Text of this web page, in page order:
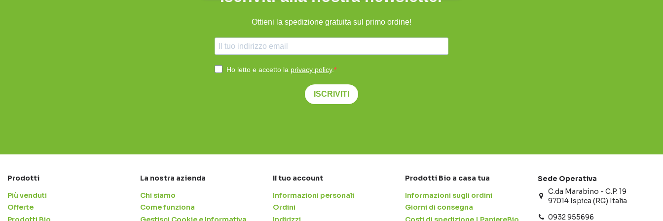
Ottieni la spedizione gratuita sul primo ordine!
Ho letto e accetto la privacy policy.
ISCRIVITI
Prodotti
Più venduti
Offerte
La nostra azienda
Chi siamo
Come funziona
Il tuo account
Informazioni personali
Ordini
Prodotti Bio a casa tua
Informazioni sugli ordini
Giorni di consegna
Sede Operativa
C.da Marabino - C.P. 19
97014 Ispica (RG) Italia
0932 955696